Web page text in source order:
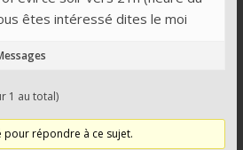
êtes intéressé dites le moi
1 au total)
pour répondre à ce sujet.